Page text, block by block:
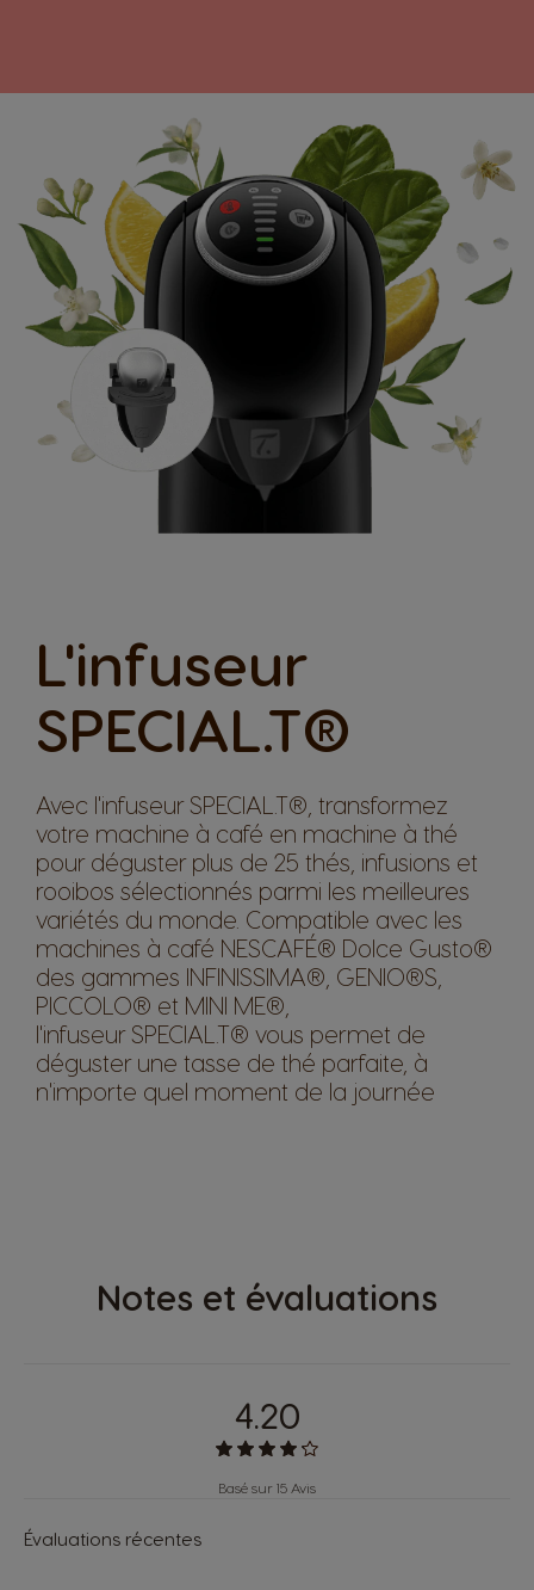
L'infuseur
SPECIAL.T®
Avec l'infuseur SPECIAL.T®, transformez
votre machine à café en machine à thé
pour déguster plus de 25 thés, infusions et
rooibos sélectionnés parmi les meilleures
variétés du monde. Compatible avec les
machines à café NESCAFÉ® Dolce Gusto®
des gammes INFINISSIMA®, GENIO®S,
PICCOLO® et MINI ME®,
l'infuseur SPECIAL.T® vous permet de
déguster une tasse de thé parfaite, à
n'importe quel moment de la journée
Notes et évaluations
4.20
Basé sur 15 Avis
Évaluations récentes